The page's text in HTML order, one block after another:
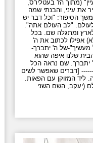
(מתוך הז' בעטלירס,
את עיני, והבנתי שמה
הסיפור: "וכל דבר יש
"לב העולם אתה".
ומתגלה שם. בכל
אפילו לכתוב את ה'
מעשיך"-של ה' יתברך-
שלנו איפה שהוא
יתברך. שם נראה הכל
------ [דברים שאפשר לשים
המזוקן עם הפאות.
(יעקב, השם השני